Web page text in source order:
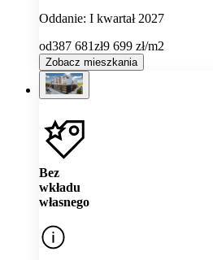
Oddanie: I kwartał 2027
od387 681zł9 699 zł/m2
Zobacz mieszkania
Bez
wkładu
własnego